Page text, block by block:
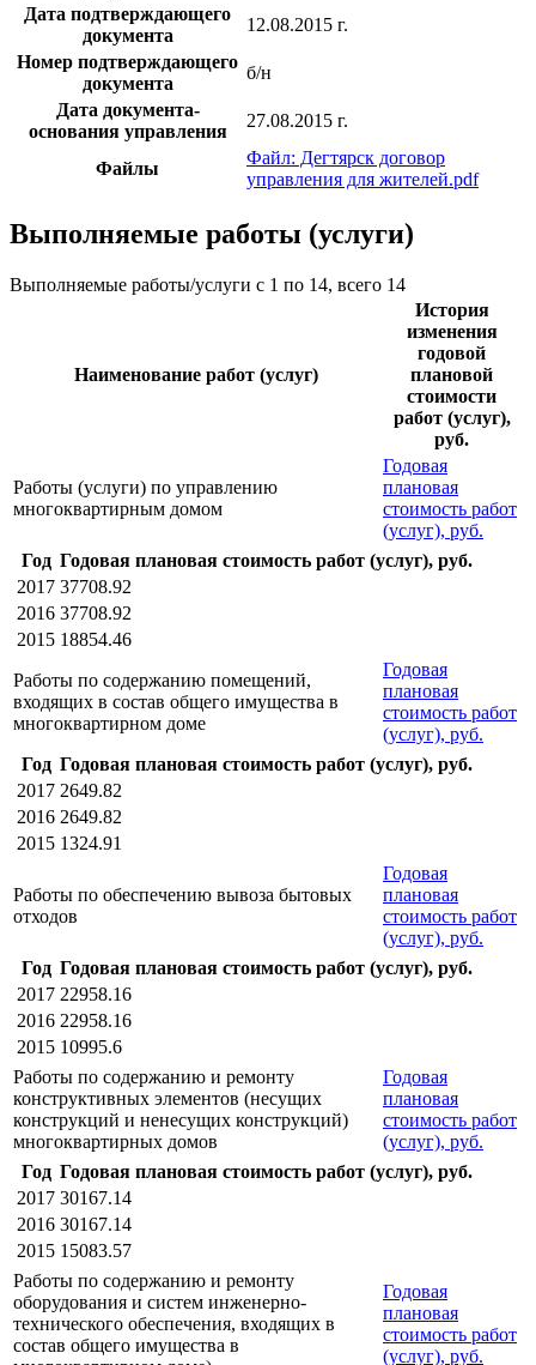
Дата подтверждающего
документа
12.08.2015 г.
Номер подтверждающего
документа
б/н
Дата документа-
основания управления
27.08.2015 г.
Файлы
Файл: Дегтярск договор
управления для жителей.pdf
Выполняемые работы (услуги)
Выполняемые работы/услуги с 1 по 14, всего 14
Наименование работ (услуг)
История
изменения
годовой
плановой
стоимости
работ (услуг),
руб.
Работы (услуги) по управлению
многоквартирным домом
Годовая
плановая
стоимость работ
(услуг), руб.
Год Годовая плановая стоимость работ (услуг), руб.
2017 37708.92
2016 37708.92
2015 18854.46
Работы по содержанию помещений,
входящих в состав общего имущества в
многоквартирном доме
Годовая
плановая
стоимость работ
(услуг), руб.
Год Годовая плановая стоимость работ (услуг), руб.
2017 2649.82
2016 2649.82
2015 1324.91
Работы по обеспечению вывоза бытовых
отходов
Годовая
плановая
стоимость работ
(услуг), руб.
Год Годовая плановая стоимость работ (услуг), руб.
2017 22958.16
2016 22958.16
2015 10995.6
Работы по содержанию и ремонту
конструктивных элементов (несущих
конструкций и ненесущих конструкций)
многоквартирных домов
Годовая
плановая
стоимость работ
(услуг), руб.
Год Годовая плановая стоимость работ (услуг), руб.
2017 30167.14
2016 30167.14
2015 15083.57
Работы по содержанию и ремонту
оборудования и систем инженерно-
технического обеспечения, входящих в
состав общего имущества в
Годовая
плановая
стоимость работ
(услуг), руб.